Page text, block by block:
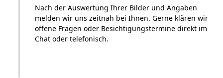
Nach der Auswertung Ihrer Bilder und Angaben
melden wir uns zeitnah bei Ihnen. Gerne klären wir
offene Fragen oder Besichtigungstermine direkt im
Chat oder telefonisch.